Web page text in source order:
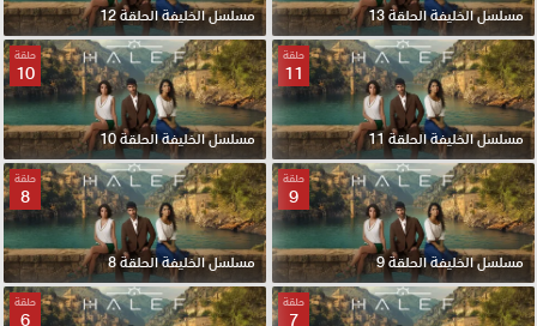
مسلسل الخليفة الحلقة 13 مسلسل الخليفة الحلقة 12
حلقة
11
مسلسل الخليفة الحلقة 11
حلقة
10
مسلسل الخليفة الحلقة 10
حلقة
9
مسلسل الخليفة الحلقة 9
حلقة
8
مسلسل الخليفة الحلقة 8
حلقة حلقة